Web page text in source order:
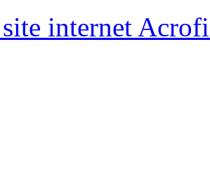
internet